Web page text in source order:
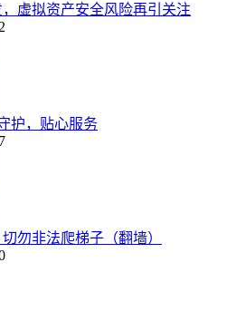
虚拟资产安全风险再引关注
护，贴心服务
勿非法爬梯子（翻墙）